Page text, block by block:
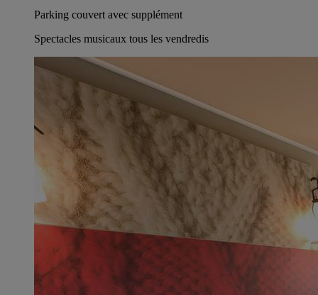
Parking couvert avec supplément
Spectacles musicaux tous les vendredis